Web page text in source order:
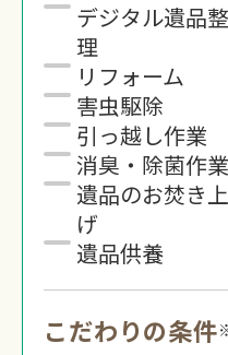
デジタル遺品整
理
リフォーム
害虫駆除
引っ越し作業
消臭・除菌作業
遺品のお焚き上
げ
遺品供養
こだわりの条件